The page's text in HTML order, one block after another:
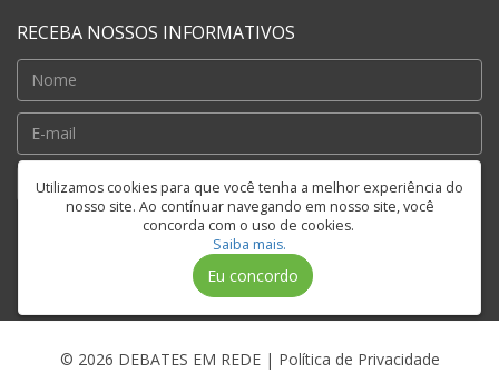
Utilizamos cookies para que você tenha a melhor experiência do
nosso site. Ao contínuar navegando em nosso site, você
concorda com o uso de cookies.
Saiba mais.
Eu concordo
RECEBA NOSSOS INFORMATIVOS
Cadastrar
© 2026 DEBATES EM REDE | Política de Privacidade